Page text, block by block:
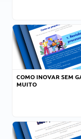
COMO INOVAR SEM
MUITO